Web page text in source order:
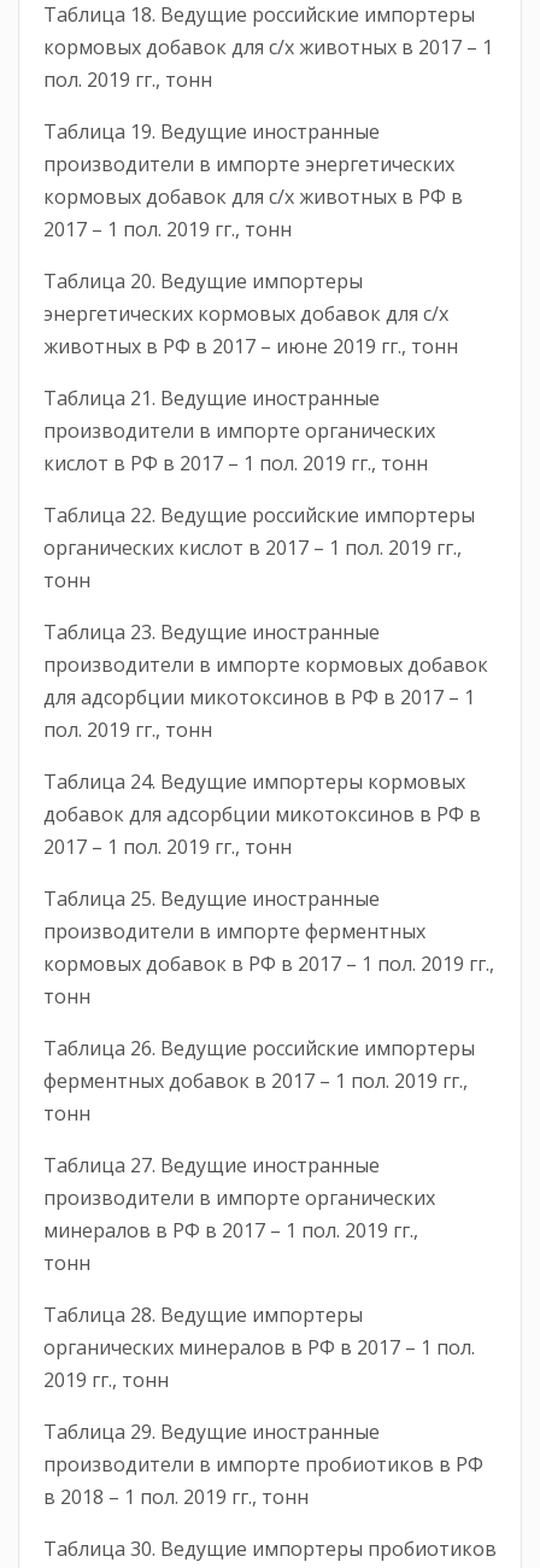
Таблица 18. Ведущие российские импортеры
кормовых добавок для с/х животных в 2017 – 1
пол. 2019 гг., тонн
Таблица 19. Ведущие иностранные
производители в импорте энергетических
кормовых добавок для с/х животных в РФ в
2017 – 1 пол. 2019 гг., тонн
Таблица 20. Ведущие импортеры
энергетических кормовых добавок для с/х
животных в РФ в 2017 – июне 2019 гг., тонн
Таблица 21. Ведущие иностранные
производители в импорте органических
кислот в РФ в 2017 – 1 пол. 2019 гг., тонн
Таблица 22. Ведущие российские импортеры
органических кислот в 2017 – 1 пол. 2019 гг.,
тонн
Таблица 23. Ведущие иностранные
производители в импорте кормовых добавок
для адсорбции микотоксинов в РФ в 2017 – 1
пол. 2019 гг., тонн
Таблица 24. Ведущие импортеры кормовых
добавок для адсорбции микотоксинов в РФ в
2017 – 1 пол. 2019 гг., тонн
Таблица 25. Ведущие иностранные
производители в импорте ферментных
кормовых добавок в РФ в 2017 – 1 пол. 2019 гг.,
тонн
Таблица 26. Ведущие российские импортеры
ферментных добавок в 2017 – 1 пол. 2019 гг.,
тонн
Таблица 27. Ведущие иностранные
производители в импорте органических
минералов в РФ в 2017 – 1 пол. 2019 гг.,
тонн
Таблица 28. Ведущие импортеры
органических минералов в РФ в 2017 – 1 пол.
2019 гг., тонн
Таблица 29. Ведущие иностранные
производители в импорте пробиотиков в РФ
в 2018 – 1 пол. 2019 гг., тонн
Таблица 30. Ведущие импортеры пробиотиков